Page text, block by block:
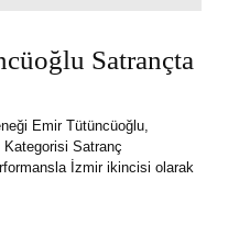
Satrançta
Emir Tütüncüoğlu,
Kategorisi Satranç
İzmir ikincisi olarak